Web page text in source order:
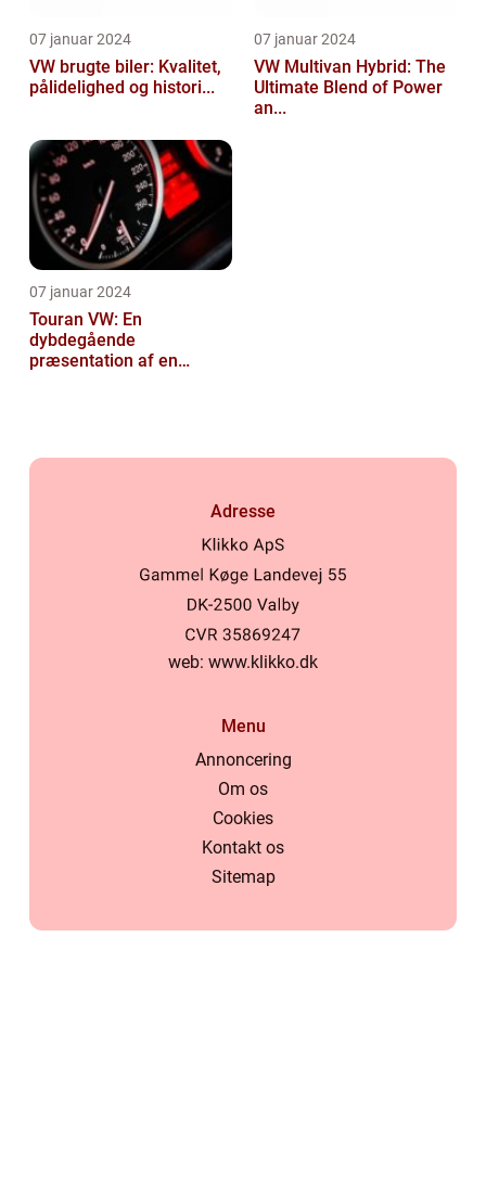
07 januar 2024
VW brugte biler: Kvalitet,
pålidelighed og histori...
07 januar 2024
VW Multivan Hybrid: The
Ultimate Blend of Power
an...
07 januar 2024
Touran VW: En
dybdegående
præsentation af en
Adresse
web: www.klikko.dk
Menu
Annoncering
Om os
Cookies
Kontakt os
Sitemap